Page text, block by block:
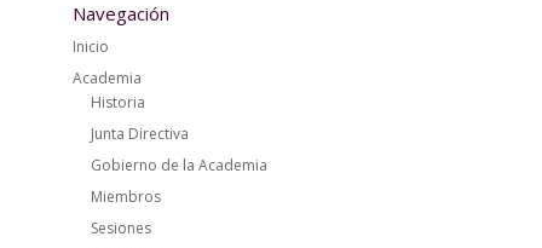
Navegación
Inicio
Academia
Historia
Junta Directiva
Gobierno de la Academia
Miembros
Sesiones